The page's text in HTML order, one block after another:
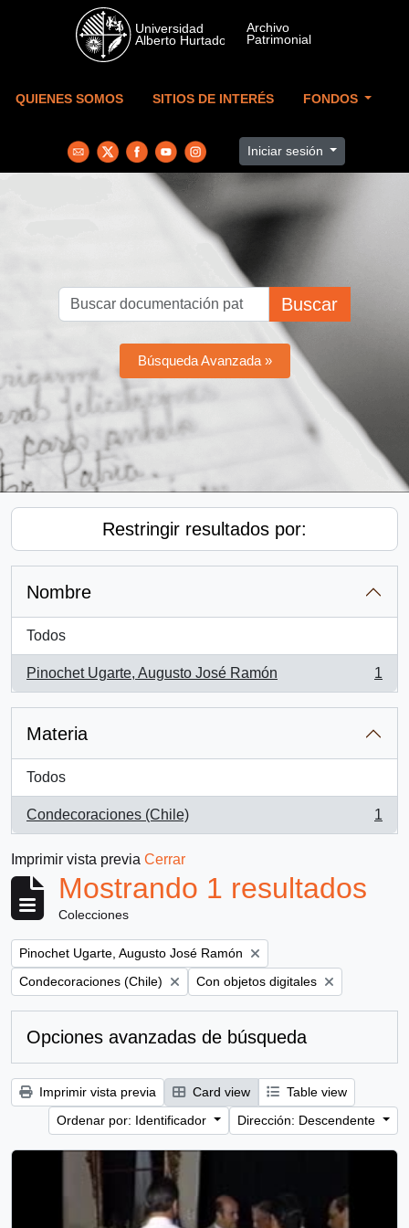
Skip to main content
QUIENES SOMOS SITIOS DE INTERÉS FONDOS
Iniciar sesión
Buscar
Búsqueda Avanzada »
Restringir resultados por:
Nombre
Todos
Pinochet Ugarte, Augusto José Ramón
, 1 resultados
1
Materia
Todos
Condecoraciones (Chile)
, 1 resultados
1
Imprimir vista previa Cerrar
Mostrando 1 resultados
Colecciones
Remove filter:
Pinochet Ugarte, Augusto José Ramón
Remove filter:
Condecoraciones (Chile) Remove filter:
Con objetos digitales
Opciones avanzadas de búsqueda
Imprimir vista previa Card view
Table view
Ordenar por: Identificador
Dirección: Descendente